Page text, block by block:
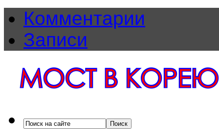
Комментарии
Записи